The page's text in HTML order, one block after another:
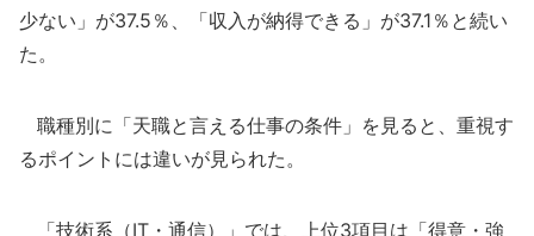
少ない」が37.5％、「収入が納得できる」が37.1％と続い
た。
職種別に「天職と言える仕事の条件」を見ると、重視す
るポイントには違いが見られた。
「技術系（IT・通信）」では、上位3項目は「得意・強